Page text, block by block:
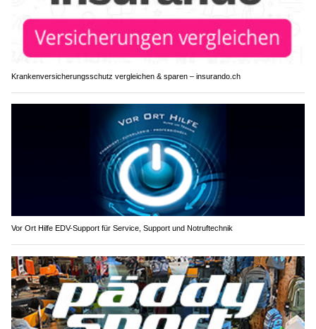
Krankenversicherungsschutz vergleichen & sparen – insurando.ch
Vor Ort Hilfe EDV-Support für Service, Support und Notruftechnik